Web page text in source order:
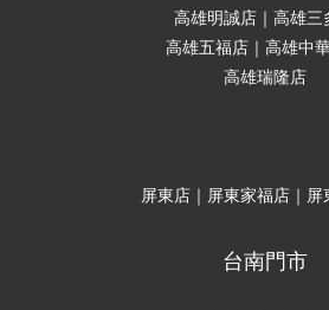
高雄明誠店｜高雄三
高雄五福店｜高雄中
高雄瑞隆店
屏東店｜屏東家福店｜屏
台南門市